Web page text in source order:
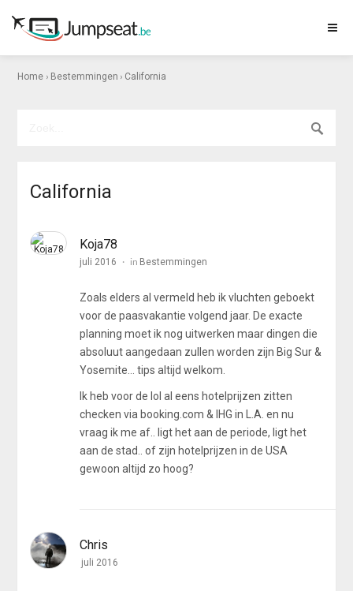
Home › Bestemmingen › California
California
Koja78
juli 2016 in Bestemmingen
Zoals elders al vermeld heb ik vluchten geboekt
voor de paasvakantie volgend jaar. De exacte
planning moet ik nog uitwerken maar dingen die
absoluut aangedaan zullen worden zijn Big Sur &
Yosemite... tips altijd welkom.
Ik heb voor de lol al eens hotelprijzen zitten
checken via booking.com & IHG in L.A. en nu
vraag ik me af.. ligt het aan de periode, ligt het
aan de stad.. of zijn hotelprijzen in de USA
gewoon altijd zo hoog?
Chris
juli 2016